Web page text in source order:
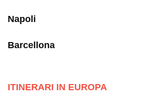
Napoli
Barcellona
ITINERARI IN EUROPA